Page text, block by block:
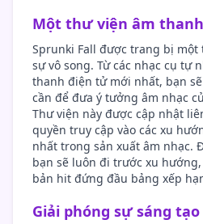
Một thư viện âm
Sprunki Fall được trang bị
sự vô song. Từ các nhạc cụ tự
thanh điện tử mới nhất, bạn
cần để đưa ý tưởng âm nhạc
Thư viện này được cập nhật
quyền truy cập vào các xu
nhất trong sản xuất âm nhạc.
bạn sẽ luôn đi trước xu
bản hit đứng đầu bảng xếp
Giải phóng sự sáng